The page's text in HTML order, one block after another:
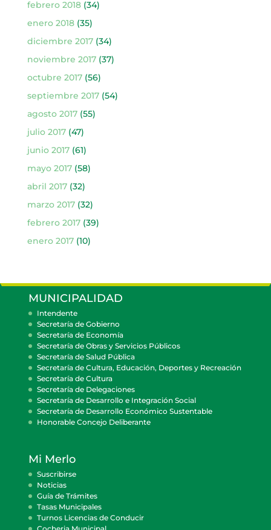
febrero 2018(34)
enero 2018(35)
diciembre 2017(34)
noviembre 2017(37)
octubre 2017(56)
septiembre 2017(54)
agosto 2017(55)
julio 2017(47)
junio 2017(61)
mayo 2017(58)
abril 2017(32)
marzo 2017(32)
febrero 2017(39)
enero 2017(10)
MUNICIPALIDAD
Intendente
Secretaría de Gobierno
Secretaría de Economía
Secretaría de Obras y Servicios Públicos
Secretaría de Salud Pública
Secretaría de Cultura, Educación, Deportes y Recreación
Secretaría de Cultura
Secretaría de Delegaciones
Secretaría de Desarrollo e Integración Social
Secretaría de Desarrollo Económico Sustentable
Honorable Concejo Deliberante
Mi Merlo
Suscribirse
Noticias
Guía de Trámites
Tasas Municipales
Turnos Licencias de Conducir